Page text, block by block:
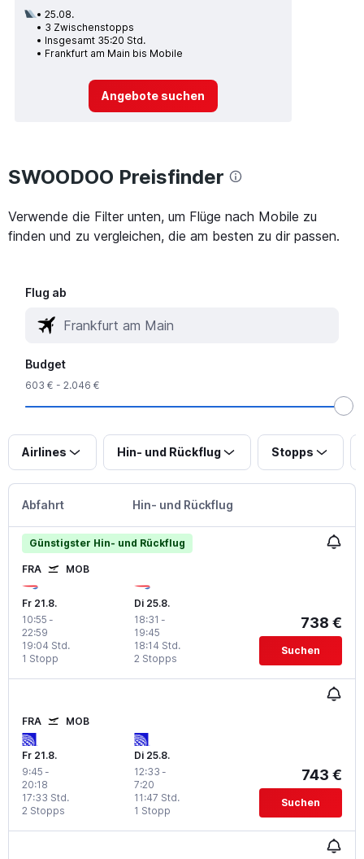
25.08.
3 Zwischenstopps
Insgesamt 35:20 Std.
Frankfurt am Main bis Mobile
Angebote suchen
SWOODOO Preisfinder
Verwende die Filter unten, um Flüge nach Mobile zu
finden und zu vergleichen, die am besten zu dir passen.
Flug ab
Budget
603 € - 2.046 €
Airlines Hin- und Rückflug Stopps
Abfahrt Hin- und Rückflug
Günstigster Hin- und Rückflug
FRA MOB
Fr 21.8.
10:55 -
22:59
1 Stopp
19:04 Std.
Di 25.8.
18:31 -
19:45
2 Stopps
18:14 Std.
738 €
Suchen
FRA MOB
Fr 21.8.
9:45 -
20:18
2 Stopps
17:33 Std.
Di 25.8.
12:33 -
7:20
1 Stopp
11:47 Std.
743 €
Suchen